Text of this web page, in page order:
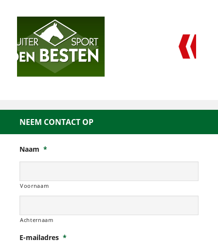
NEEM CONTACT OP
Naam *
Voornaam
Achternaam
E-mailadres *